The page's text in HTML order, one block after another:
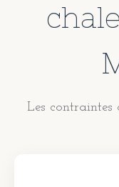
Les contraintes